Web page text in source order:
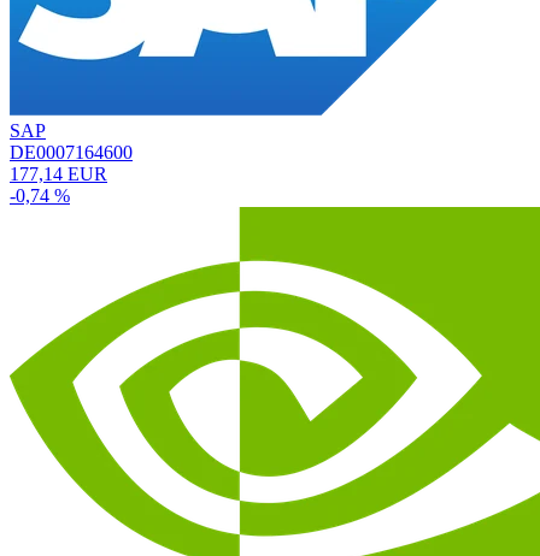
SAP
DE0007164600
177,14 EUR
-0,74 %